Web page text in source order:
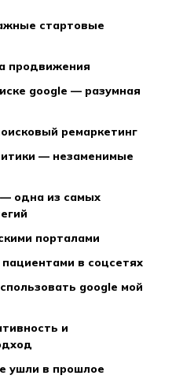
продвижения
ремаркетинг
порталами
пациентами в соцсетях
ушли в прошлое